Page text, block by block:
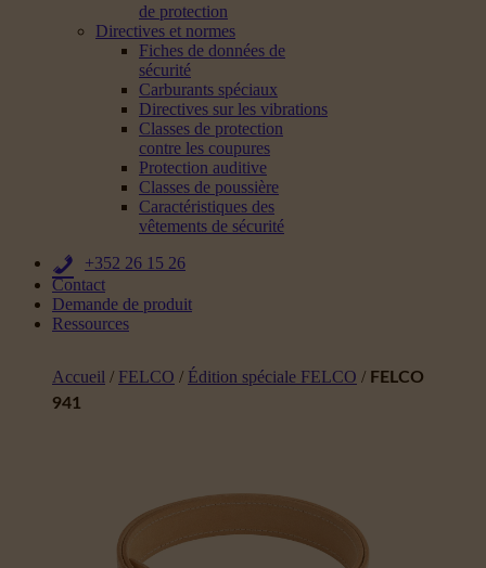
de protection
Directives et normes
Fiches de données de
sécurité
Carburants spéciaux
Directives sur les vibrations
Classes de protection
contre les coupures
Protection auditive
Classes de poussière
Caractéristiques des
vêtements de sécurité
+352 26 15 26
Contact
Demande de produit
Ressources
Accueil / FELCO / Édition spéciale FELCO / FELCO
941